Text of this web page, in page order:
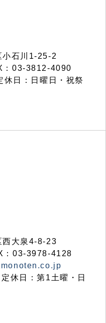
石川1-25-2
03-3812-4090
日：日曜日・祝祭
大泉4-8-23
：03-3978-4128
休日：第1土曜・日